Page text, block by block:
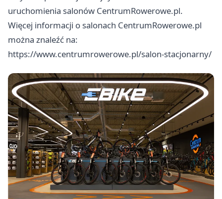
uruchomienia salonów CentrumRowerowe.pl.
Więcej informacji o salonach CentrumRowerowe.pl
można znaleźć na:
https://www.centrumrowerowe.pl/salon-stacjonarny/